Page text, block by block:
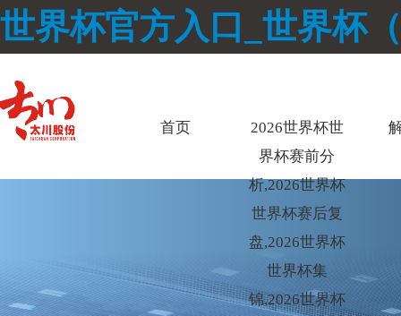
世界杯官方入口_世界杯
首页
2026世界杯世
界杯赛前分
析,2026世界杯
世界杯赛后复
盘,2026世界杯
世界杯集
锦,2026世界杯